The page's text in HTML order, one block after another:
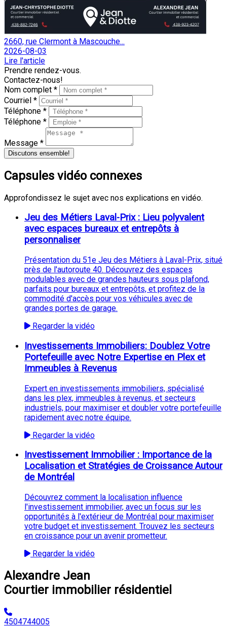
2660, rue Clermont à Mascouche...
2026-08-03
Lire l'article
Prendre rendez-vous.
Contactez-nous!
Nom complet *
Courriel *
Téléphone *
Téléphone *
Message *
Discutons ensemble!
Capsules vidéo connexes
Approfondissez le sujet avec nos explications en vidéo.
Jeu des Métiers Laval-Prix : Lieu polyvalent
avec espaces bureaux et entrepôts à
personnaliser
Présentation du 51e Jeu des Métiers à Laval-Prix, situé
près de l'autoroute 40. Découvrez des espaces
modulables avec de grandes hauteurs sous plafond,
parfaits pour bureaux et entrepôts, et profitez de la
commodité d'accès pour vos véhicules avec de
grandes portes de garage.
Regarder la vidéo
Investissements Immobiliers: Doublez Votre
Portefeuille avec Notre Expertise en Plex et
Immeubles à Revenus
Expert en investissements immobiliers, spécialisé
dans les plex, immeubles à revenus, et secteurs
industriels, pour maximiser et doubler votre portefeuille
rapidement avec notre équipe.
Regarder la vidéo
Investissement Immobilier : Importance de la
Localisation et Stratégies de Croissance Autour
de Montréal
Découvrez comment la localisation influence
l'investissement immobilier, avec un focus sur les
opportunités à l'extérieur de Montréal pour maximiser
votre budget et investissement. Trouvez les secteurs
en croissance pour un avenir prometteur.
Regarder la vidéo
Alexandre Jean
Courtier immobilier résidentiel
4504744005